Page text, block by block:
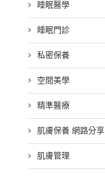
睡眠醫學
睡眠門診
私密保養
空間美學
精準醫療
肌膚保養 網路分享
肌膚管理